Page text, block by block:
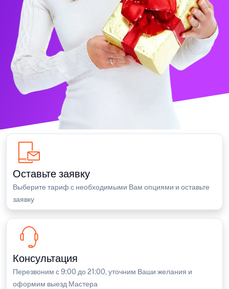
Оставьте заявку
Выберите тариф с необходимыми Вам опциями и оставьте
заявку
Консультация
Перезвоним с 9:00 до 21:00, уточним Ваши желания и
оформим выезд Мастера